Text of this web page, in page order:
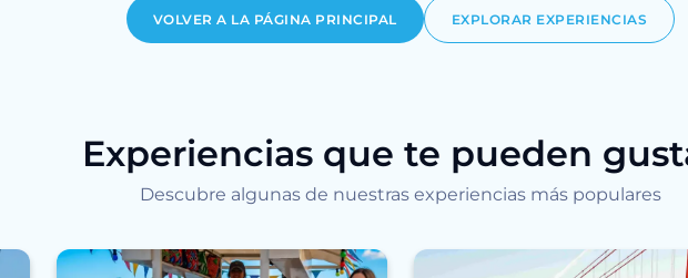
VOLVER A LA PÁGINA PRINCIPAL EXPLORAR EXPERIENCIAS
Experiencias que te pueden
Descubre algunas de nuestras experiencias más populares